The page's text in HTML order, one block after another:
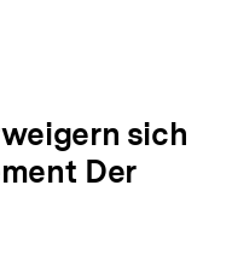
sich
Der